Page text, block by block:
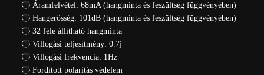
Áramfelvétel: 68mA (hangminta és feszültség függvényében)
Hangerősség: 101dB (hangminta és feszültség függvényében)
32 féle állítható hangminta
Villogási teljesítmény: 0.7j
Villogási frekvencia: 1Hz
Fordított polaritás védelem